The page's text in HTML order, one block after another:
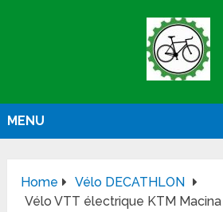
MENU
Home
Vélo DECATHLON
Vélo VTT électrique KTM Macina